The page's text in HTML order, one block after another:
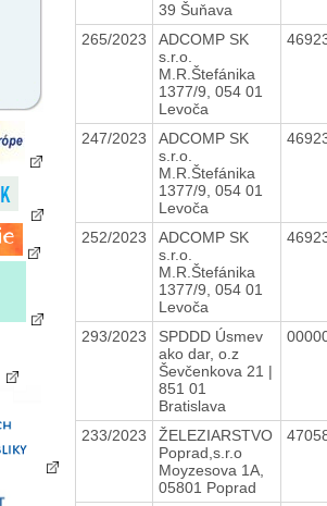
39 Šuňava
265/2023
ADCOMP SK
s.r.o.
M.R.Štefánika
1377/9, 054 01
Levoča
247/2023
ADCOMP SK
s.r.o.
M.R.Štefánika
1377/9, 054 01
Levoča
252/2023
ADCOMP SK
s.r.o.
M.R.Štefánika
1377/9, 054 01
Levoča
293/2023
SPDDD Úsmev
ako dar, o.z
Ševčenkova 21 |
851 01
Bratislava
233/2023
ŽELEZIARSTVO
Poprad,s.r.o
Moyzesova 1A,
05801 Poprad